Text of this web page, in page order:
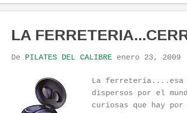
echeis un buen rato
THE SMITHS pulp.o
LA
De PILATES DEL CALIBRE enero 23, 2009
La ferreteria....esa
dispersos por el
curiosas que hay por